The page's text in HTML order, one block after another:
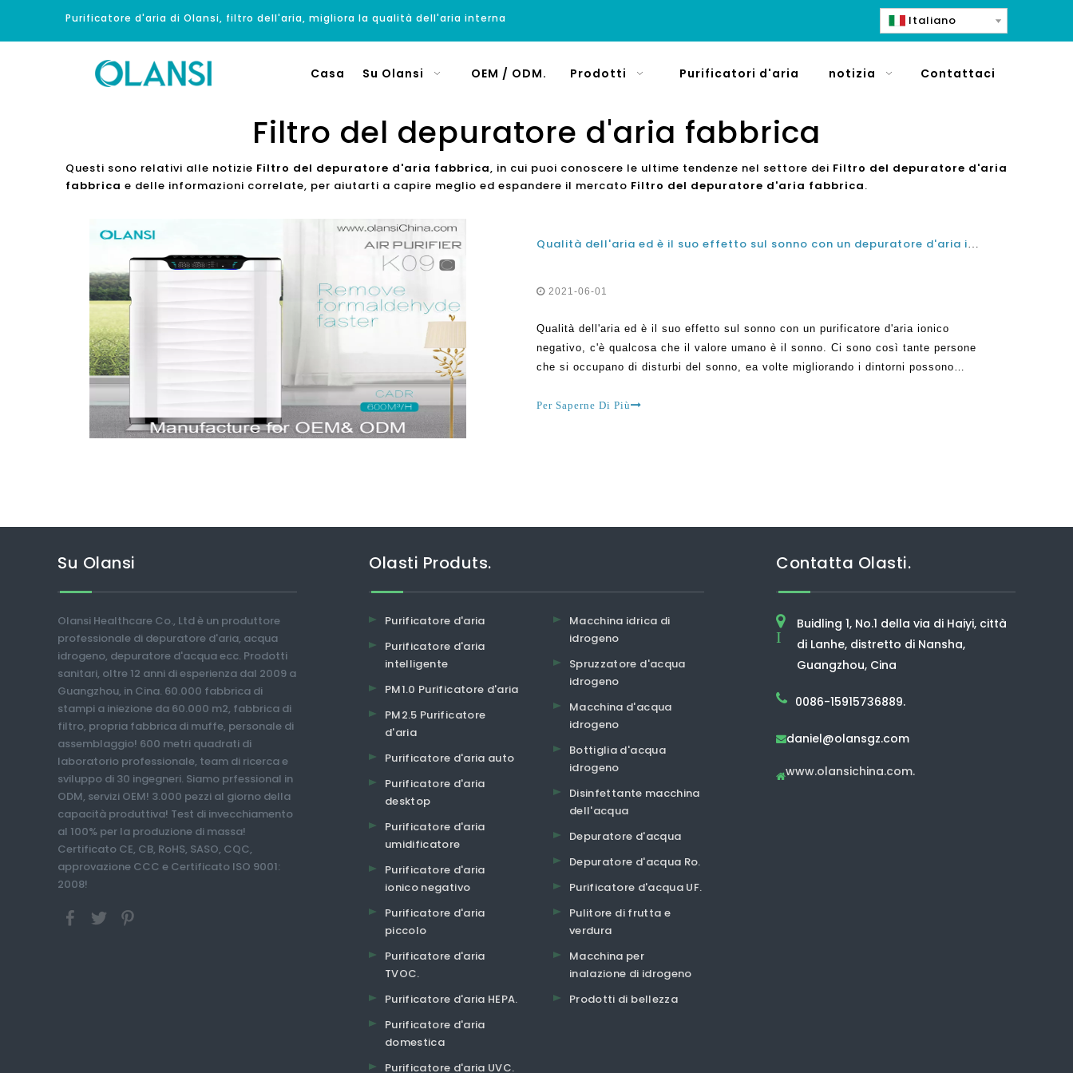
Purificatore d'aria di Olansi, filtro dell'aria, migliora la qualità dell'aria interna Italiano
Casa Su Olansi OEM / ODM. Prodotti Purificatori d'aria notizia Contattaci
Filtro del depuratore d'aria fabbrica
Questi sono relativi alle notizie Filtro del depuratore d'aria fabbrica, in cui puoi conoscere le ultime tendenze nel settore dei Filtro del depuratore d'aria
fabbrica e delle informazioni correlate, per aiutarti a capire meglio ed espandere il mercato Filtro del depuratore d'aria fabbrica.
Qualità dell'aria ed è il suo effetto sul sonno con un depuratore d'aria ionico negativo
2021-06-01
Qualità dell'aria ed è il suo effetto sul sonno con un purificatore d'aria ionico
negativo, c'è qualcosa che il valore umano è il sonno. Ci sono così tante persone
che si occupano di disturbi del sonno, ea volte migliorando i dintorni possono
Per Saperne Di Più
Su Olansi
Olansi Healthcare Co., Ltd è un produttore
professionale di depuratore d'aria, acqua
idrogeno, depuratore d'acqua ecc. Prodotti
sanitari, oltre 12 anni di esperienza dal 2009 a
Guangzhou, in Cina. 60.000 fabbrica di
stampi a iniezione da 60.000 m2, fabbrica di
filtro, propria fabbrica di muffe, personale di
assemblaggio! 600 metri quadrati di
laboratorio professionale, team di ricerca e
sviluppo di 30 ingegneri. Siamo prfessional in
ODM, servizi OEM! 3.000 pezzi al giorno della
capacità produttiva! Test di invecchiamento
al 100% per la produzione di massa!
Certificato CE, CB, RoHS, SASO, CQC,
approvazione CCC e Certificato ISO 9001:
2008!
Olasti Produts.
Purificatore d'aria
Purificatore d'aria
intelligente
PM1.0 Purificatore d'aria
PM2.5 Purificatore
d'aria
Purificatore d'aria auto
Purificatore d'aria
desktop
Purificatore d'aria
umidificatore
Purificatore d'aria
ionico negativo
Purificatore d'aria
piccolo
Purificatore d'aria
TVOC.
Purificatore d'aria HEPA.
Purificatore d'aria
domestica
Purificatore d'aria UVC.
Macchina idrica di
idrogeno
Spruzzatore d'acqua
idrogeno
Macchina d'acqua
idrogeno
Bottiglia d'acqua
idrogeno
Disinfettante macchina
dell'acqua
Depuratore d'acqua
Depuratore d'acqua Ro.
Purificatore d'acqua UF.
Pulitore di frutta e
verdura
Macchina per
inalazione di idrogeno
Prodotti di bellezza
Contatta Olasti.
I
Buidling 1, No.1 della via di Haiyi, città
di Lanhe, distretto di Nansha,
Guangzhou, Cina
0086-15915736889.
daniel@olansgz.com
www.olansichina.com.